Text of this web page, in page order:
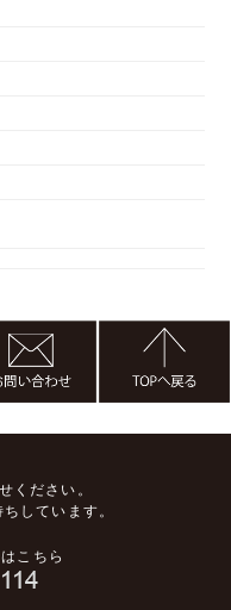
ください。
しています。
こちら